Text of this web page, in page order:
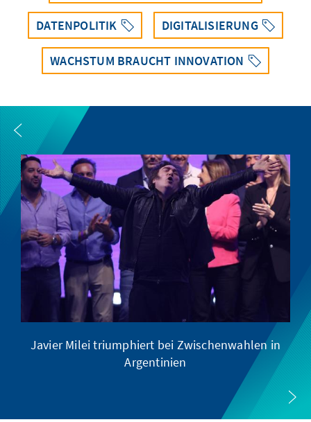
DIGITALISIERUNG
DATENPOLITIK
WACHSTUM BRAUCHT INNOVATION
Javier Milei triumphiert bei Zwischenwahlen in
Argentinien